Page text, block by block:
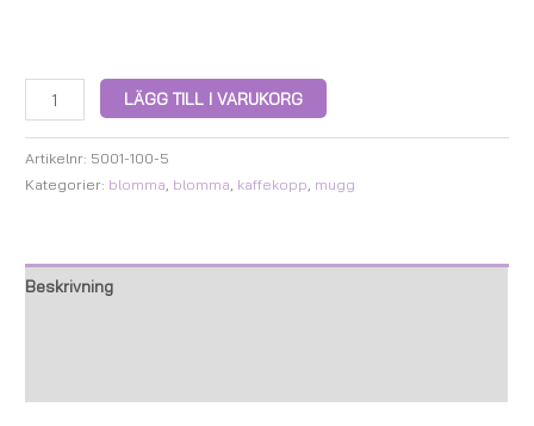
LÄGG TILL I VARUKORG
Artikelnr: 5001-100-5
Kategorier: blomma blomma kaffekopp mugg
Beskrivning